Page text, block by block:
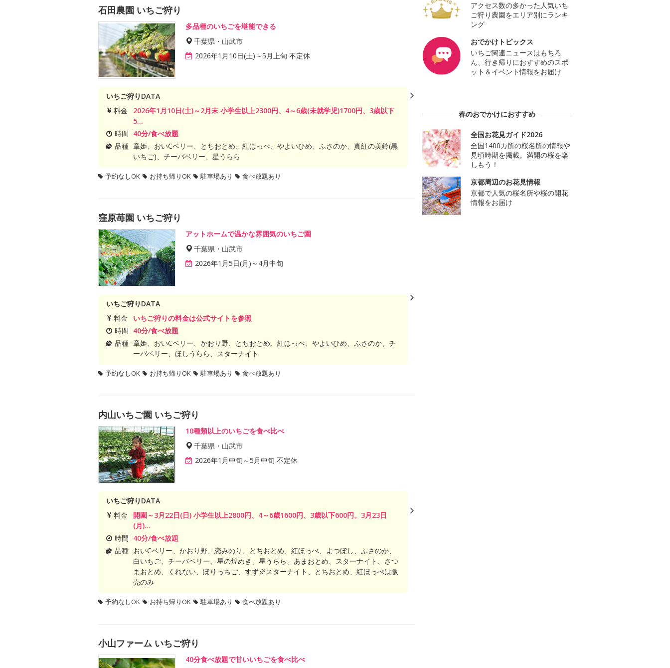
石田農園 いちご狩り
多品種のいちごを堪能できる
千葉県・山武市
2026年1月10日(土)～5月上旬 不定休
いちご狩りDATA
料金
2026年1月10日(土)～2月末 小学生以上2300円、4～6歳(未就学児)1700円、3歳以下
5...
時間 40分/食べ放題
品種 章姫、おいCベリー、とちおとめ、紅ほっぺ、やよいひめ、ふさのか、真紅の美鈴(黒
いちご)、チーバベリー、星うらら
予約なしOK お持ち帰りOK 駐車場あり 食べ放題あり
窪原苺園 いちご狩り
アットホームで温かな雰囲気のいちご園
千葉県・山武市
2026年1月5日(月)～4月中旬
いちご狩りDATA
料金
いちご狩りの料金は公式サイトを参照
時間 40分/食べ放題
品種 章姫、おいCベリー、かおり野、とちおとめ、紅ほっぺ、やよいひめ、ふさのか、チ
ーバベリー、ほしうらら、スターナイト
予約なしOK お持ち帰りOK 駐車場あり 食べ放題あり
内山いちご園 いちご狩り
10種類以上のいちごを食べ比べ
千葉県・山武市
2026年1月中旬～5月中旬 不定休
いちご狩りDATA
料金
開園～3月22日(日) 小学生以上2800円、4～6歳1600円、3歳以下600円。3月23日
(月)...
時間 40分/食べ放題
品種 おいCベリー、かおり野、恋みのり、とちおとめ、紅ほっぺ、よつぼし、ふさのか、
白いちご、チーバベリー、星の煌めき、星うらら、あまおとめ、スターナイト、さつ
まおとめ、くれない、ぽりっちご、すず※スターナイト、とちおとめ、紅ほっぺは販
売のみ
予約なしOK お持ち帰りOK 駐車場あり 食べ放題あり
小山ファーム いちご狩り
40分食べ放題で甘いいちごを食べ比べ
アクセス数の多かった人気いち
ご狩り農園をエリア別にランキ
ング
おでかけトピックス
いちご関連ニュースはもちろ
ん、行き帰りにおすすめのスポ
ット＆イベント情報をお届け
春のおでかけにおすすめ
全国お花見ガイド2026
全国1400カ所の桜名所の情報や
見頃時期を掲載。満開の桜を楽
しもう！
京都周辺のお花見情報
京都で人気の桜名所や桜の開花
情報をお届け